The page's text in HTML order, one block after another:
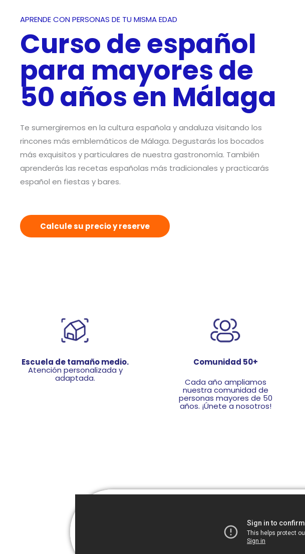
APRENDE CON PERSONAS DE TU MISMA EDAD
Curso de español
para mayores de
50 años en Málaga
Te sumergiremos en la cultura española y andaluza visitando los
rincones más emblemáticos de Málaga. Degustarás los bocados
más exquisitos y particulares de nuestra gastronomía. También
aprenderás las recetas españolas más tradicionales y practicarás
español en fiestas y bares.
Calcule su precio y reserve
Escuela de tamaño medio.
Atención personalizada y
adaptada.
Comunidad 50+
Cada año ampliamos
nuestra comunidad de
personas mayores de 50
años. ¡Únete a nosotros!